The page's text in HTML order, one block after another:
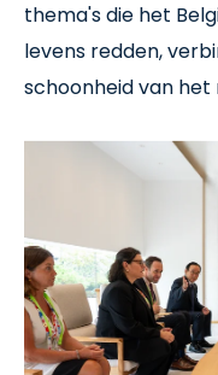
thema's die het
levens redden,
schoonheid van